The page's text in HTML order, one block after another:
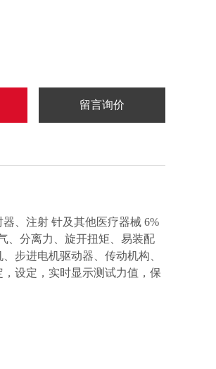
、旋开扭矩、易装配性、抗滑丝
留言询价
器、注射 针及其他医疗器械 6%
、分离力、旋开扭矩、易装配
步进电机驱动器、传动机构、
设定，实时显示测试力值，保